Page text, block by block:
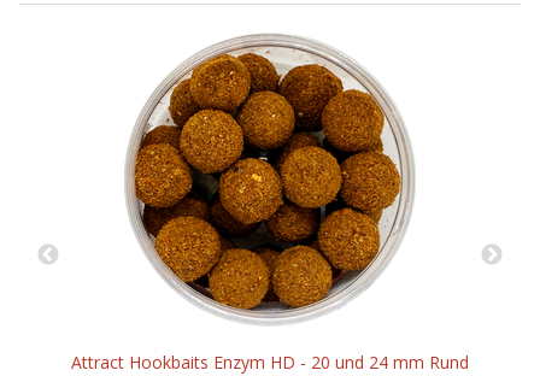
Attract Hookbaits Enzym HD - 20 und 24 mm Rund